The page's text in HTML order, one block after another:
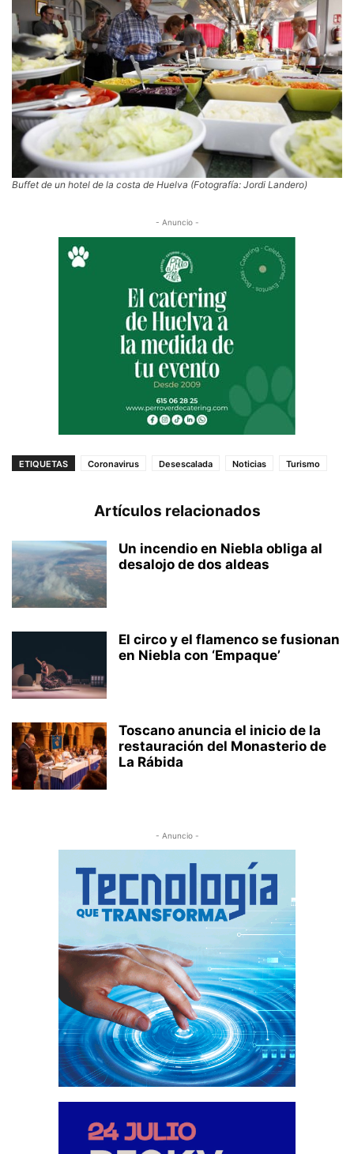
Buffet de un hotel de la costa de Huelva (Fotografía: Jordi Landero)
- Anuncio -
ETIQUETAS Coronavirus Desescalada Noticias Turismo
Artículos relacionados
Un incendio en Niebla obliga al
desalojo de dos aldeas
El circo y el flamenco se fusionan
en Niebla con ‘Empaque’
Toscano anuncia el inicio de la
restauración del Monasterio de
La Rábida
- Anuncio -